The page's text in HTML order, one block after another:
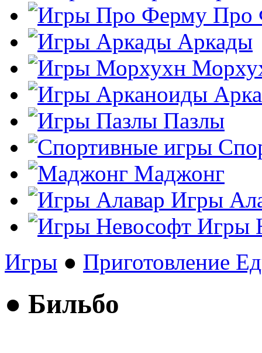
Про
Аркады
Пазлы
Маджонг
Игры
Игры
Игры ● Приготовление
● Бильбо